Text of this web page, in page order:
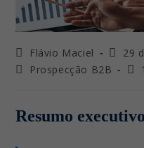
Autor
do
Flávio Maciel
Última
29
Categoria
Prospecção B2B
Resumo